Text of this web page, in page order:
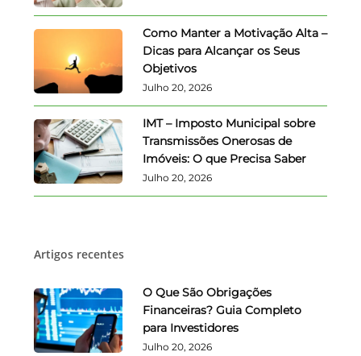
Como Manter a Motivação Alta –
Dicas para Alcançar os Seus
Objetivos
Julho 20, 2026
IMT – Imposto Municipal sobre
Transmissões Onerosas de
Imóveis: O que Precisa Saber
Julho 20, 2026
Artigos recentes
O Que São Obrigações
Financeiras? Guia Completo
para Investidores
Julho 20, 2026